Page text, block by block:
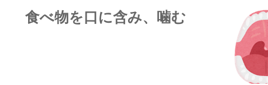
食べ物を口に含み、噛む